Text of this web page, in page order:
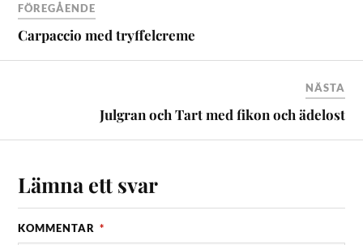
FÖREGÅENDE
Carpaccio med tryffelcreme
NÄSTA
Julgran och Tart med fikon och ädelost
Lämna ett svar
KOMMENTAR *